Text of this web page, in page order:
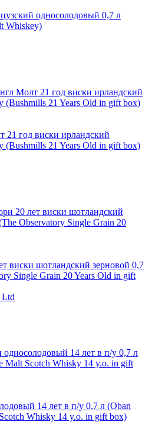
односолодовый 0,7 л
Whiskey)
год виски ирландский
(Bushmills 21 Years Old in gift box)
виски шотландский зерновой 0,7
Single Grain 20 Years Old in gift
Ltd
14 лет в п/у 0,7 л (Oban
Whisky 14 y.o. in gift box)